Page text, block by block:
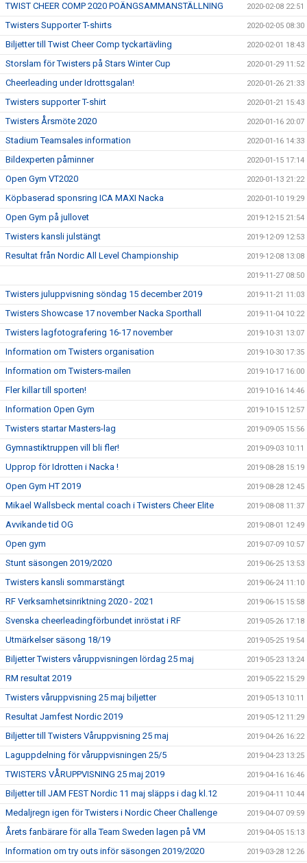
TWIST CHEER COMP 2020 POÄNGSAMMANSTÄLLNING 2020-02-08 22:51
Twisters Supporter T-shirts 2020-02-05 08:30
Biljetter till Twist Cheer Comp tyckartävling 2020-02-01 18:43
Storslam för Twisters på Stars Winter Cup 2020-01-29 11:52
Cheerleading under Idrottsgalan! 2020-01-26 21:33
Twisters supporter T-shirt 2020-01-21 15:43
Twisters Årsmöte 2020 2020-01-16 20:07
Stadium Teamsales information 2020-01-16 14:33
Bildexperten påminner 2020-01-15 17:14
Open Gym VT2020 2020-01-13 21:22
Köpbaserad sponsring ICA MAXI Nacka 2020-01-10 19:29
Open Gym på jullovet 2019-12-15 21:54
Twisters kansli julstängt 2019-12-09 12:53
Resultat från Nordic All Level Championship 2019-12-08 13:08
2019-11-27 08:50
Twisters juluppvisning söndag 15 december 2019 2019-11-21 11:03
Twisters Showcase 17 november Nacka Sporthall 2019-11-04 10:22
Twisters lagfotografering 16-17 november 2019-10-31 13:07
Information om Twisters organisation 2019-10-30 17:35
Information om Twisters-mailen 2019-10-17 16:00
Fler killar till sporten! 2019-10-16 14:46
Information Open Gym 2019-10-15 12:57
Twisters startar Masters-lag 2019-09-05 15:56
Gymnastiktruppen vill bli fler! 2019-09-03 10:11
Upprop för Idrotten i Nacka ! 2019-08-28 15:19
Open Gym HT 2019 2019-08-28 12:45
Mikael Wallsbeck mental coach i Twisters Cheer Elite 2019-08-08 11:37
Avvikande tid OG 2019-08-01 12:49
Open gym 2019-07-09 10:57
Stunt säsongen 2019/2020 2019-06-25 13:53
Twisters kansli sommarstängt 2019-06-24 11:10
RF Verksamhetsinriktning 2020 - 2021 2019-06-15 15:58
Svenska cheerleadingförbundet inröstat i RF 2019-05-26 17:18
Utmärkelser säsong 18/19 2019-05-25 19:54
Biljetter Twisters våruppvisningen lördag 25 maj 2019-05-23 13:24
RM resultat 2019 2019-05-22 15:29
Twisters våruppvisning 25 maj biljetter 2019-05-13 10:11
Resultat Jamfest Nordic 2019 2019-05-12 11:29
Biljetter till Twisters Våruppvisning 25 maj 2019-04-26 16:22
Laguppdelning för våruppvisningen 25/5 2019-04-23 13:25
TWISTERS VÅRUPPVISNING 25 maj 2019 2019-04-16 16:46
Biljetter till JAM FEST Nordic 11 maj släpps i dag kl.12 2019-04-11 10:44
Medaljregn igen för Twisters i Nordic Cheer Challenge 2019-04-07 09:59
Årets fanbärare för alla Team Sweden lagen på VM 2019-04-05 15:13
Information om try outs inför säsongen 2019/2020 2019-03-28 12:26